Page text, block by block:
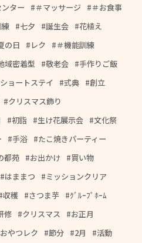
ター ＃マッサージ
＃お食事
練 七夕 誕生会
花植え
の日 レク
＃機能訓練
域密着型 敬老会
手作りご飯
ショートステイ 式典
創立
クリスマス飾り
初詣 生け花展示会
文化祭
手浴
たこ焼きパーティー
都苑 お出かけ
買い物
はままつ
ミッションクリア
収穫 さつま芋
ｸﾞﾙｰﾌﾟﾎｰﾑ
修 クリスマス
お正月
おやつレク 節分 2月
活動